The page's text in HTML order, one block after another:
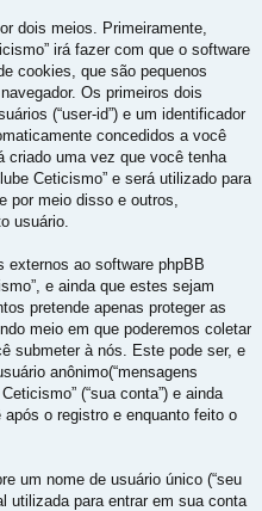
dois meios. Primeiramente,
irá fazer com que o software
cookies, que são pequenos
Os primeiros dois
(“user-id”) e um identificador
concedidos a você
criado uma vez que você tenha
Ceticismo” e será utilizado para
por meio disso e outros,
usuário.
externos ao software phpBB
e ainda que estes sejam
pretende apenas proteger as
meio em que poderemos coletar
submeter à nós. Este pode ser, e
anônimo(“mensagens
(“sua conta”) e ainda
o registro e enquanto feito o
um nome de usuário único (“seu
utilizada para entrar em sua conta